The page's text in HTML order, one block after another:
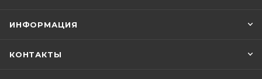
ИНФОРМАЦИЯ
КОНТАКТЫ